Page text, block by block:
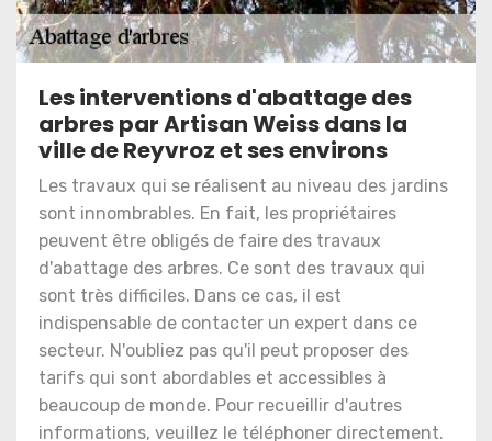
Les interventions d'abattage des
arbres par Artisan Weiss dans la
ville de Reyvroz et ses environs
Les travaux qui se réalisent au niveau des jardins
sont innombrables. En fait, les propriétaires
peuvent être obligés de faire des travaux
d'abattage des arbres. Ce sont des travaux qui
sont très difficiles. Dans ce cas, il est
indispensable de contacter un expert dans ce
secteur. N'oubliez pas qu'il peut proposer des
tarifs qui sont abordables et accessibles à
beaucoup de monde. Pour recueillir d'autres
informations, veuillez le téléphoner directement.